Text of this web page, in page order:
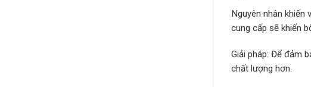
Nguyên nhân
cung cấp sẽ khiến
Giải pháp: Để đảm
chất lượng hơn.